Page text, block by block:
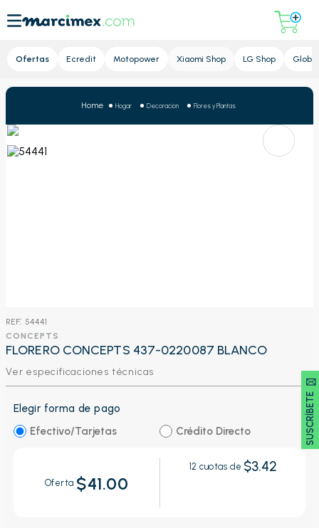
Ofertas Ecredit Motopower Xiaomi Shop LG Shop Global
SUSCRÍBETE 🖂
Hogar Decoracion Flores y Plantas
: 54441
CONCEPTS
FLORERO CONCEPTS 437-0220087 BLANCO
Ver especificaciones técnicas
Elegir forma de pago
Efectivo/Tarjetas
Crédito Directo
Oferta $41.00
12 cuotas de $3.42